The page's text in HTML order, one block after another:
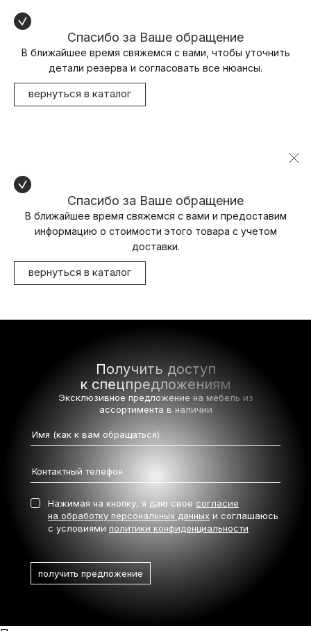
Спасибо за Ваше обращение
В ближайшее время свяжемся с вами, чтобы уточнить
детали резерва и согласовать все нюансы.
вернуться в каталог
Спасибо за Ваше обращение
В ближайшее время свяжемся с вами и предоставим
информацию о стоимости этого товара с учетом
доставки.
вернуться в каталог
Получить доступ
к спецпредложениям
Эксклюзивное предложение на мебель из
ассортимента в наличии
Нажимая на кнопку, я даю свое согласие
на обработку персональных данных и соглашаюсь
с условиями политики конфиденциальности